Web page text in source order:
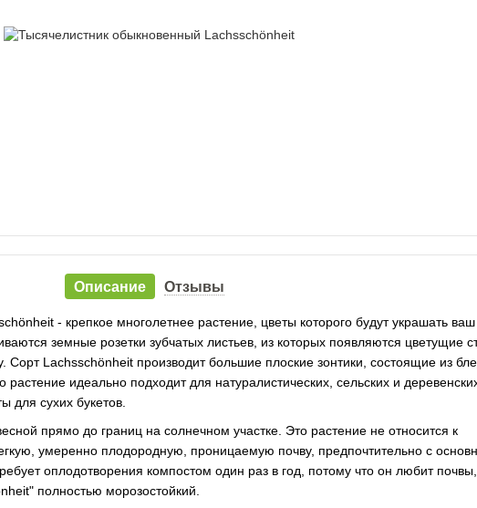
Описание Отзывы
- крепкое многолетнее растение, цветы которого будут украшать
земные розетки зубчатых листьев, из которых появляются цветущие
Сорт Lachsschönheit производит большие плоские зонтики, состоящие из
идеально подходит для натуралистических, сельских и
для сухих букетов.
прямо до границ на солнечном участке. Это растение не относится к
умеренно плодородную, проницаемую почву, предпочтительно с
оплодотворения компостом один раз в год, потому что он любит почвы,
полностью морозостойкий.